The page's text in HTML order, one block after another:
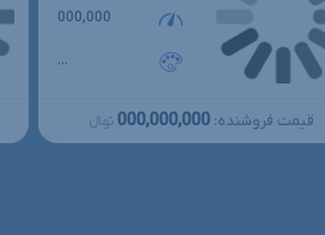
000,000
...
قیمت فروشنده: 000,000,000 تومانءءء